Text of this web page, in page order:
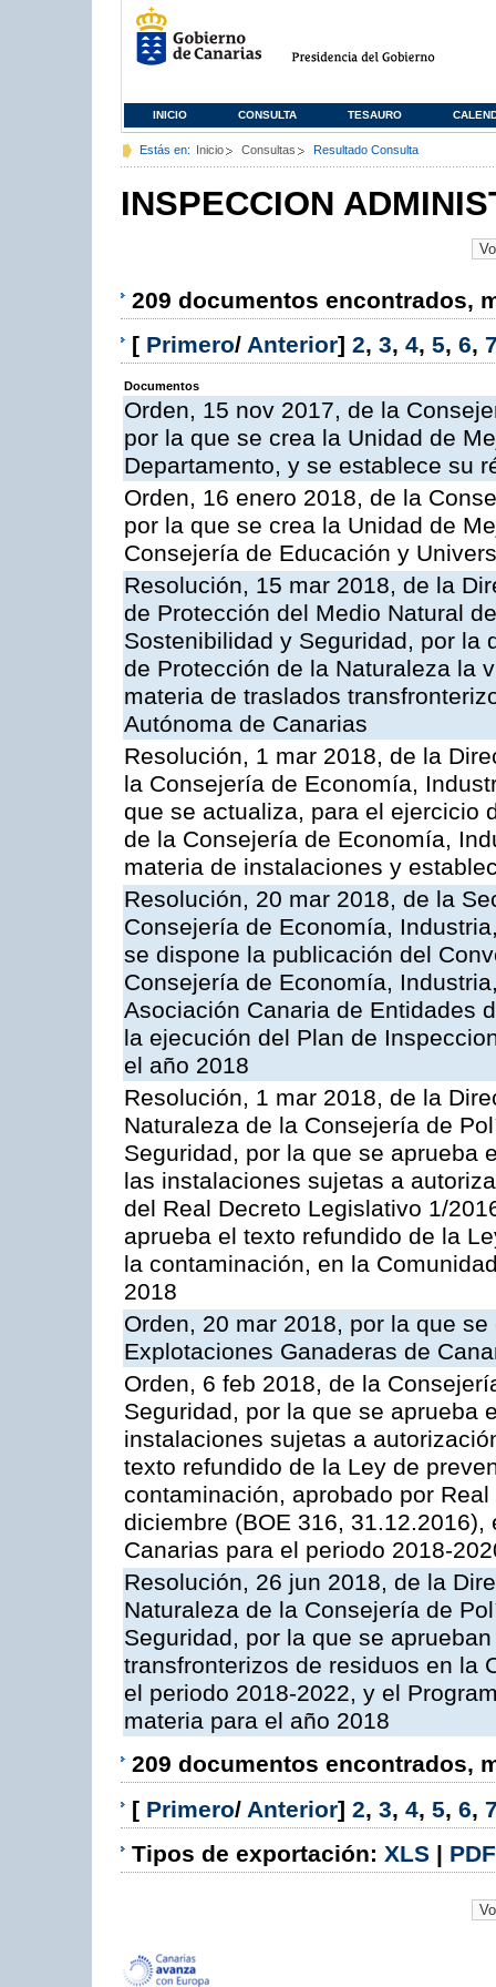
INICIO CONSULTA TESAURO
Estás en: Inicio Consultas Resultado Consulta
INSPECCION
209 documentos encontrados,
[ Primero/ Anterior] 2, 3, 4, 5, 6,
Documentos
Orden, 15 nov 2017, de la
por la que se crea la Unidad de
Departamento, y se establece su
Orden, 16 enero 2018, de la
por la que se crea la Unidad de
Consejería de Educación y
Resolución, 15 mar 2018, de la
de Protección del Medio Natural
Sostenibilidad y Seguridad, por la
de Protección de la Naturaleza la
materia de traslados
Autónoma de Canarias
Resolución, 1 mar 2018, de la
la Consejería de Economía,
que se actualiza, para el ejercicio
de la Consejería de Economía,
materia de instalaciones y
Resolución, 20 mar 2018, de la
Consejería de Economía,
se dispone la publicación del
Consejería de Economía,
Asociación Canaria de Entidades
la ejecución del Plan de
el año 2018
Resolución, 1 mar 2018, de la
Naturaleza de la Consejería de
Seguridad, por la que se aprueba
las instalaciones sujetas a
del Real Decreto Legislativo 1/
aprueba el texto refundido de la
la contaminación, en la
2018
Orden, 20 mar 2018, por la que
Explotaciones Ganaderas de
Orden, 6 feb 2018, de la
Seguridad, por la que se aprueba
instalaciones sujetas a
texto refundido de la Ley de
contaminación, aprobado por
diciembre (BOE 316,
Canarias para el periodo 2018-
Resolución, 26 jun 2018, de la
Naturaleza de la Consejería de
Seguridad, por la que se
transfronterizos de residuos en la
el periodo 2018-2022, y el
materia para el año 2018
209 documentos encontrados,
[ Primero/ Anterior] 2, 3, 4, 5, 6,
Tipos de exportación: XLS | PDF